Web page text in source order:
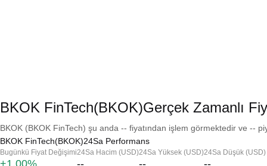
BKOK FinTech(BKOK)Gerçek Zamanlı
BKOK (BKOK FinTech) şu anda -- fiyatından işlem görmektedir ve --
BKOK FinTech(BKOK)24Sa Performans
Bugünkü Fiyat Değişimi
+1.00%
24Sa Hacim (USD)
--
24Sa Yüksek (USD)
--
24Sa Düşük (USD)
--